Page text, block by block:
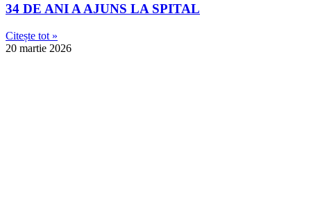
34 DE ANI A AJUNS LA SPITAL
Citește tot »
20 martie 2026